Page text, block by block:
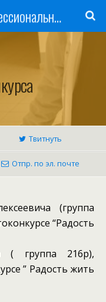
Государственное профессиональное образовательное учреждение
Твитнуть
Отпр. по эл. почте
(группа
“Радость
( группа 216р),
” Радость жить